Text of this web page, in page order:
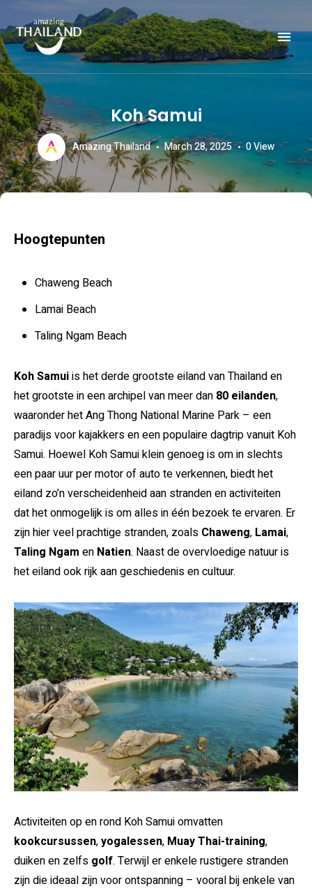
AMAZING THAILAND
Officiële website van de Toeristische Autoriteit van Thailand.
Koh Samui
Amazing Thailand March 28, 2025 0View
Hoogtepunten
Chaweng Beach
Lamai Beach
Taling Ngam Beach
Koh Samuiis het derde grootste eiland van Thailand en
het grootste in een archipel van meer dan 80 eilanden,
waaronder het Ang Thong National Marine Park – een
paradijs voor kajakkers en een populaire dagtrip vanuit Koh
Samui. Hoewel Koh Samui klein genoeg is om in slechts
een paar uur per motor of auto te verkennen, biedt het
eiland zo’n verscheidenheid aan stranden en activiteiten
dat het onmogelijk is om alles in één bezoek te ervaren. Er
zijn hier veel prachtige stranden, zoals Chaweng, Lamai,
Taling Ngam en Natien. Naast de overvloedige natuur is
het eiland ook rijk aan geschiedenis en cultuur.
Activiteiten op en rond Koh Samui omvatten
kookcursussen,yogalessen, Muay Thai-training,
duiken en zelfs golf. Terwijl er enkele rustigere stranden
zijn die ideaal zijn voor ontspanning – vooral bij enkele van